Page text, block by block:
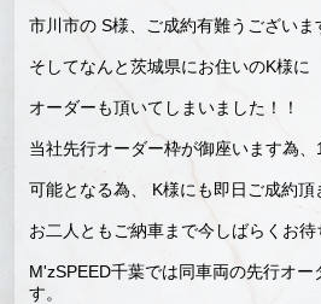
市川市の S様、ご成約有難うございま
そしてなんと茨城県にお住いのK様に
オーダーも頂いてしまいました！！
当社先行オーダー枠が御座います為
可能となる為、 K様にも即日ご成約頂
お二人ともご納車まで今しばらくお待
M'zSPEED千葉では同車両の先行オー
す。